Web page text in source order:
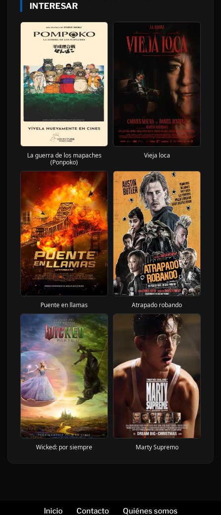
INTERESAR
La guerra de los mapaches
(Ponpoko)
Vieja loca
Puente en llamas Atrapado robando
Wicked: por siempre Marty Supremo
Inicio Contacto Quiénes somos